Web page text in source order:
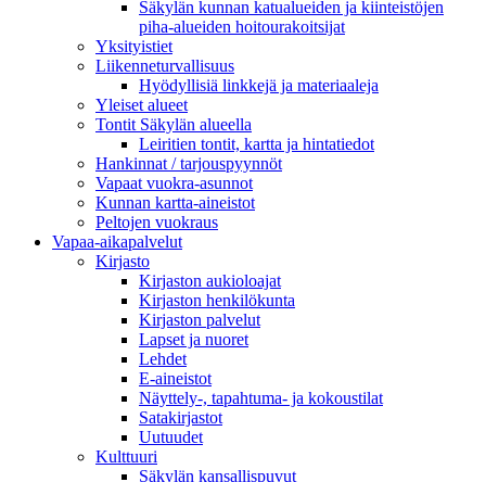
Säkylän kunnan katualueiden ja kiinteistöjen
piha-alueiden hoitourakoitsijat
Yksityistiet
Liikenneturvallisuus
Hyödyllisiä linkkejä ja materiaaleja
Yleiset alueet
Tontit Säkylän alueella
Leiritien tontit, kartta ja hintatiedot
Hankinnat / tarjouspyynnöt
Vapaat vuokra-asunnot
Kunnan kartta-aineistot
Peltojen vuokraus
Vapaa-aika­palvelut
Kirjasto
Kirjaston aukioloajat
Kirjaston henkilökunta
Kirjaston palvelut
Lapset ja nuoret
Lehdet
E-aineistot
Näyttely-, tapahtuma- ja kokoustilat
Satakirjastot
Uutuudet
Kulttuuri
Säkylän kansallispuvut